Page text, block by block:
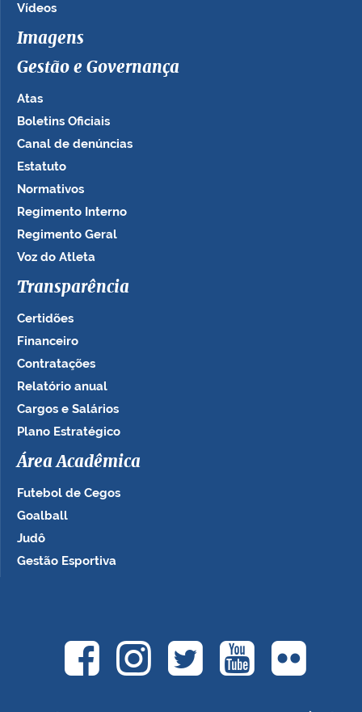
Vídeos
Imagens
Gestão e Governança
Atas
Boletins Oficiais
Canal de denúncias
Estatuto
Normativos
Regimento Interno
Regimento Geral
Voz do Atleta
Transparência
Certidões
Financeiro
Contratações
Relatório anual
Cargos e Salários
Plano Estratégico
Área Acadêmica
Futebol de Cegos
Goalball
Judô
Gestão Esportiva